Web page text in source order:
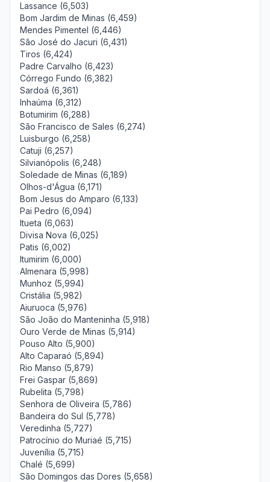
Lassance (6,503)
Bom Jardim de Minas (6,459)
Mendes Pimentel (6,446)
São José do Jacuri (6,431)
Tiros (6,424)
Padre Carvalho (6,423)
Córrego Fundo (6,382)
Sardoá (6,361)
Inhaúma (6,312)
Botumirim (6,288)
São Francisco de Sales (6,274)
Luisburgo (6,258)
Catuji (6,257)
Silvianópolis (6,248)
Soledade de Minas (6,189)
Olhos-d'Água (6,171)
Bom Jesus do Amparo (6,133)
Pai Pedro (6,094)
Itueta (6,063)
Divisa Nova (6,025)
Patis (6,002)
Itumirim (6,000)
Almenara (5,998)
Munhoz (5,994)
Cristália (5,982)
Aiuruoca (5,976)
São João do Manteninha (5,918)
Ouro Verde de Minas (5,914)
Pouso Alto (5,900)
Alto Caparaó (5,894)
Rio Manso (5,879)
Frei Gaspar (5,869)
Rubelita (5,798)
Senhora de Oliveira (5,786)
Bandeira do Sul (5,778)
Veredinha (5,727)
Patrocínio do Muriaé (5,715)
Juvenília (5,715)
Chalé (5,699)
São Domingos das Dores (5,658)